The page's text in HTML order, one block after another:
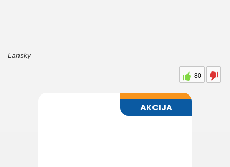
Lansky
80